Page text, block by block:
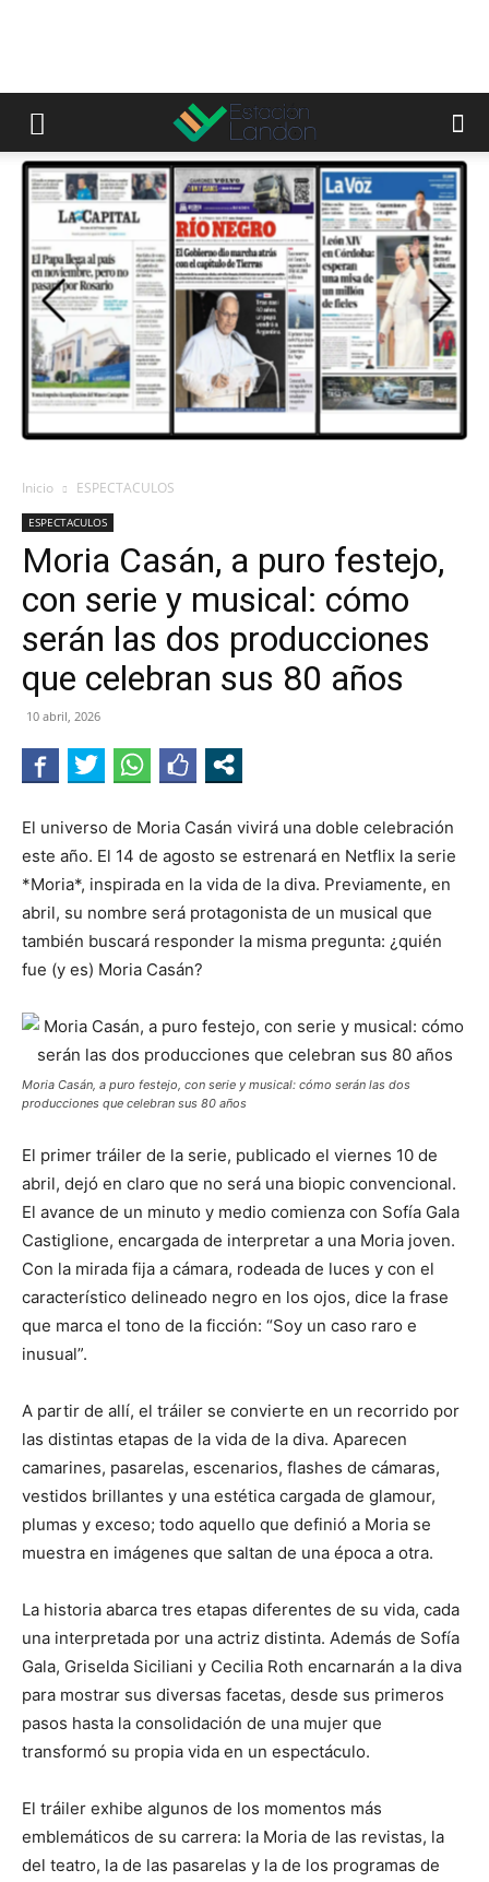
Inicio ESPECTACULOS
ESPECTACULOS
Moria Casán, a puro festejo,
con serie y musical: cómo
serán las dos producciones
que celebran sus 80 años
10 abril, 2026
El universo de Moria Casán vivirá una doble celebración
este año. El 14 de agosto se estrenará en Netflix la serie
*Moria*, inspirada en la vida de la diva. Previamente, en
abril, su nombre será protagonista de un musical que
también buscará responder la misma pregunta: ¿quién
fue (y es) Moria Casán?
Moria Casán, a puro festejo, con serie y musical: cómo serán las dos
producciones que celebran sus 80 años
El primer tráiler de la serie, publicado el viernes 10 de
abril, dejó en claro que no será una biopic convencional.
El avance de un minuto y medio comienza con Sofía Gala
Castiglione, encargada de interpretar a una Moria joven.
Con la mirada fija a cámara, rodeada de luces y con el
característico delineado negro en los ojos, dice la frase
que marca el tono de la ficción: “Soy un caso raro e
inusual”.
A partir de allí, el tráiler se convierte en un recorrido por
las distintas etapas de la vida de la diva. Aparecen
camarines, pasarelas, escenarios, flashes de cámaras,
vestidos brillantes y una estética cargada de glamour,
plumas y exceso; todo aquello que definió a Moria se
muestra en imágenes que saltan de una época a otra.
La historia abarca tres etapas diferentes de su vida, cada
una interpretada por una actriz distinta. Además de Sofía
Gala, Griselda Siciliani y Cecilia Roth encarnarán a la diva
para mostrar sus diversas facetas, desde sus primeros
pasos hasta la consolidación de una mujer que
transformó su propia vida en un espectáculo.
El tráiler exhibe algunos de los momentos más
emblemáticos de su carrera: la Moria de las revistas, la
del teatro, la de las pasarelas y la de los programas de